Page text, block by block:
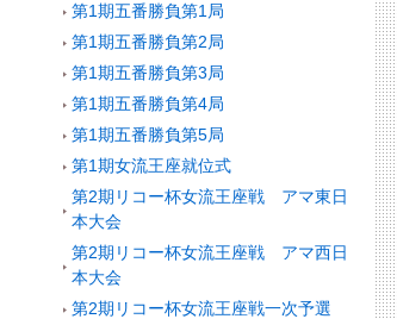
第1期五番勝負第1局
第1期五番勝負第2局
第1期五番勝負第3局
第1期五番勝負第4局
第1期五番勝負第5局
第1期女流王座就位式
第2期リコー杯女流王座戦 アマ東日
本大会
第2期リコー杯女流王座戦 アマ西日
本大会
第2期リコー杯女流王座戦一次予選